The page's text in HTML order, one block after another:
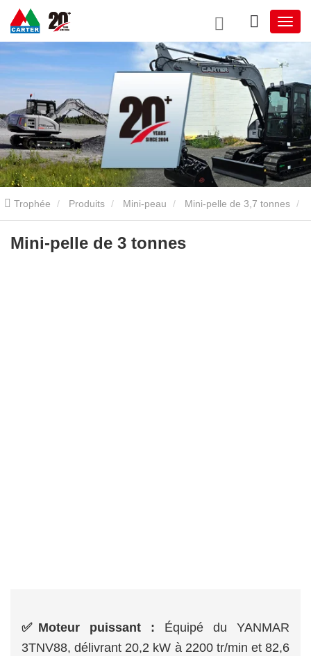
Trophée Produits Mini-peau Mini-pelle de 3,7 tonnes
Mini-pelle de 3 tonnes
Mini-pelle de 3 tonnes
✅Moteur puissant : Équipé du YANMAR
3TNV88, délivrant 20,2 kW à 2200 tr/min et 82,6